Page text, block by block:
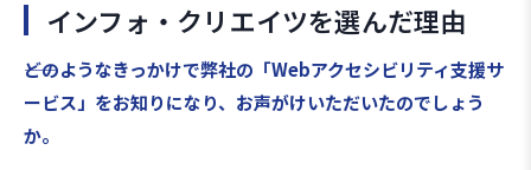
インフォ・クリエイツを選んだ理由
――どのようなきっかけで弊社の「Webアクセシビリティ支援サ
ービス」をお知りになり、お声がけいただいたのでしょう
か。